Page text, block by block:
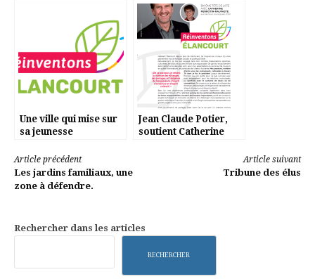
Une ville qui mise sur
sa jeunesse
Jean Claude Potier,
soutient Catherine
Lire
la
Article précédent
Les jardins familiaux, une
zone à défendre.
Article suivant
Tribune des élus
Rechercher dans les articles
RECHERCHER